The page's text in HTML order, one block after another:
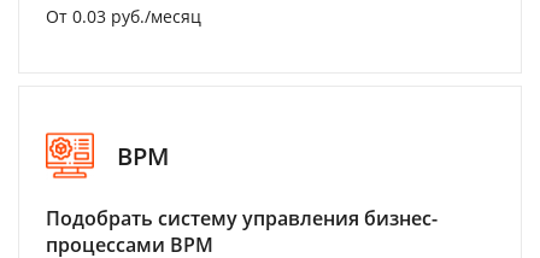
От 0.03 руб./месяц
BPM
Подобрать систему управления бизнес-
процессами BPM